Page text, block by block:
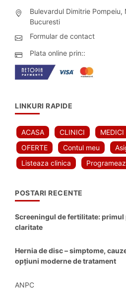
Bulevardul Dimitrie Pompeiu,
Bucuresti
Formular de contact
Plata online prin::
LINKURI RAPIDE
ACASA CLINICI MEDICI
OFERTE
Contul meu
Listeaza clinica
POSTARI RECENTE
Screeningul de fertilitate: primul
claritate
Hernia de disc – simptome,
opțiuni moderne de tratament
ANPC